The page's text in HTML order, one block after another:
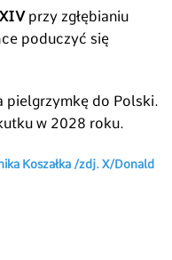
przy zgłębianiu
poduczyć się
pielgrzymkę do Polski.
w 2028 roku.
Koszałka /zdj. X/Donald